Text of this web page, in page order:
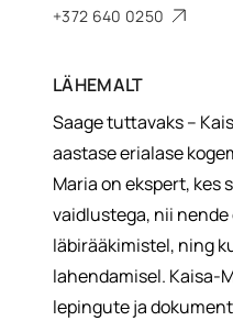
+372 640 0250
LÄHEMALT
Saage tuttavaks –
aastase erialase
Maria on ekspert, kes
vaidlustega, nii
läbirääkimistel, ning
lahendamisel. Kaisa-
lepingute ja